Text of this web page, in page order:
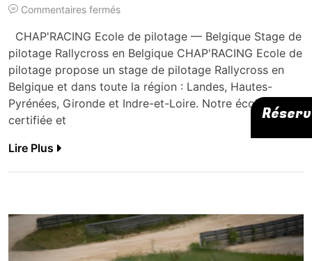
Commentaires fermés
CHAP'RACING Ecole de pilotage — Belgique Stage de
pilotage Rallycross en Belgique CHAP'RACING Ecole de
pilotage propose un stage de pilotage Rallycross en
Belgique et dans toute la région : Landes, Hautes-
Pyrénées, Gironde et Indre-et-Loire. Notre école
certifiée et
Lire Plus